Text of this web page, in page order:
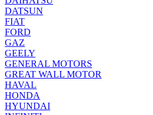
DATSUN
FIAT
FORD
GAZ
GEELY
GENERAL MOTORS
GREAT WALL MOTOR
HAVAL
HONDA
HYUNDAI